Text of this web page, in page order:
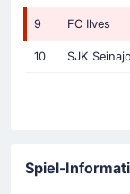
9 FC Ilves
10 SJK
Spiel-